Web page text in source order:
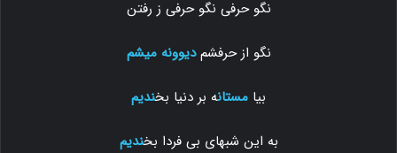
نگو حرفی نگو حرفی ز رفتن
نگو از حرفشمدیوونه میشم
بیا مستانه بر دنیا بخندیم
به این شبهای بی فردا بخندیم